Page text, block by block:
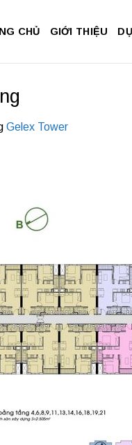
CHỦ GIỚI THIỆU
Gelex Tower